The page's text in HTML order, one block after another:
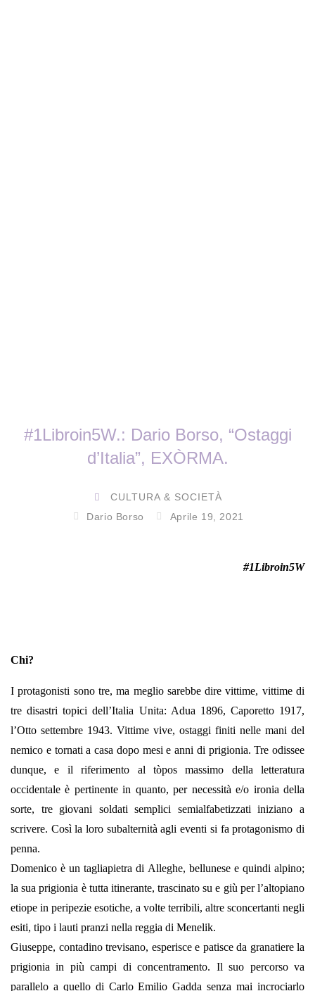
#1Libroin5W.: Dario Borso, “Ostaggi
d’Italia”, EXÒRMA.
CULTURA & SOCIETÀ
Dario Borso
Aprile 19, 2021
#1Libroin5W
Chi?
I protagonisti sono tre, ma meglio sarebbe dire vittime, vittime di
tre disastri topici dell’Italia Unita: Adua 1896, Caporetto 1917,
l’Otto settembre 1943. Vittime vive, ostaggi finiti nelle mani del
nemico e tornati a casa dopo mesi e anni di prigionia. Tre odissee
dunque, e il riferimento al tòpos massimo della letteratura
occidentale è pertinente in quanto, per necessità e/o ironia della
sorte, tre giovani soldati semplici semialfabetizzati iniziano a
scrivere. Così la loro subalternità agli eventi si fa protagonismo di
penna.
Domenico è un tagliapietra di Alleghe, bellunese e quindi alpino;
la sua prigionia è tutta itinerante, trascinato su e giù per l’altopiano
etiope in peripezie esotiche, a volte terribili, altre sconcertanti negli
esiti, tipo i lauti pranzi nella reggia di Menelik.
Giuseppe, contadino trevisano, esperisce e patisce da granatiere la
prigionia in più campi di concentramento. Il suo percorso va
parallelo a quello di Carlo Emilio Gadda senza mai incrociarlo